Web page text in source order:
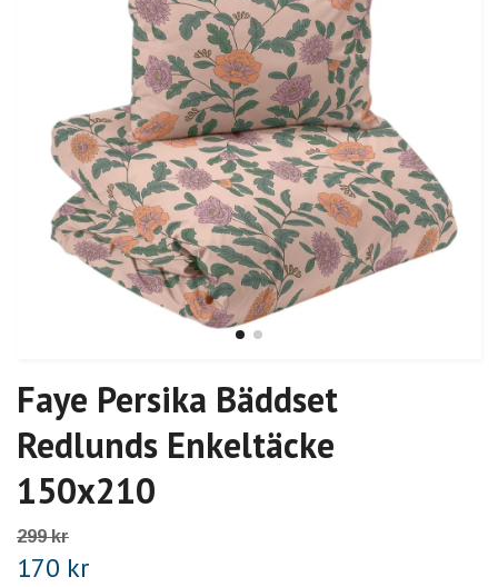
Faye Persika Bäddset
Redlunds Enkeltäcke
150x210
299 kr
170 kr